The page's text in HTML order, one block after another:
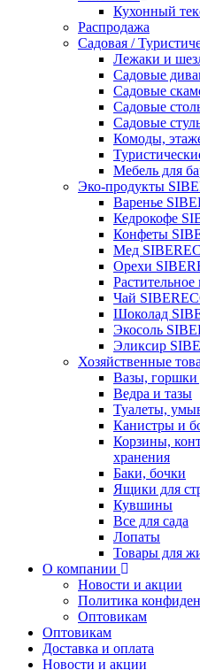
Кухонный
Распродажа
Садовая /
Лежаки и
Садовые
Садовые
Садовые
Садовые
Комоды,
Мебель для
Эко-продукты
Варенье
Кедрокофе
Конфеты
Мед
Орехи
Чай
Шоколад
Экосоль
Эликсир
Хозяйственные
Вазы, горшки
Ведра и тазы
Туалеты,
Канистры и
Корзины,
хранения
Баки, бочки
Ящики для
Кувшины
Все для сада
Лопаты
Товары для
О компании
Новости и акции
Политика
Оптовикам
Оптовикам
Доставка и оплата
Новости и акции